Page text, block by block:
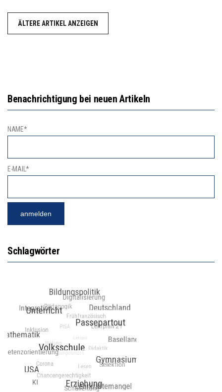
ÄLTERE ARTIKEL ANZEIGEN
Benachrichtigung bei neuen Artikeln
NAME*
E-MAIL*
Schlagwörter